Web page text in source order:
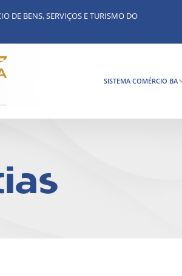
DE BENS, SERVIÇOS E TURISMO DO
SISTEMA COMÉRCIO BA